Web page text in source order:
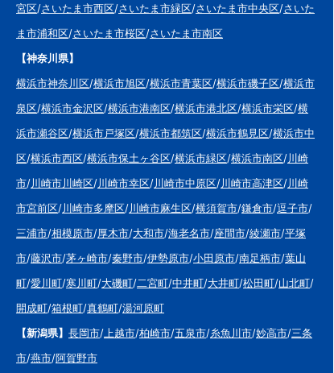
宮区/さいたま市西区/さいたま市緑区/さいたま市中央区/さいた
ま市浦和区/さいたま市桜区/さいたま市南区
【神奈川県】
横浜市神奈川区/横浜市旭区/横浜市青葉区/横浜市磯子区/横浜市
泉区/横浜市金沢区/横浜市港南区/横浜市港北区/横浜市栄区/横
浜市瀬谷区/横浜市戸塚区/横浜市都筑区/横浜市鶴見区/横浜市中
区/横浜市西区/横浜市保土ヶ谷区/横浜市緑区/横浜市南区/川崎
市/川崎市川崎区/川崎市幸区/川崎市中原区/川崎市高津区/川崎
市宮前区/川崎市多摩区/川崎市麻生区/横須賀市/鎌倉市/逗子市/
三浦市/相模原市/厚木市/大和市/海老名市/座間市/綾瀬市/平塚
市/藤沢市/茅ヶ崎市/秦野市/伊勢原市/小田原市/南足柄市/葉山
町/愛川町/寒川町/大磯町/二宮町/中井町/大井町/松田町/山北町/
開成町/箱根町/真鶴町/湯河原町
【新潟県】 長岡市/ 上越市/柏崎市/五泉市/糸魚川市/妙高市/三条
市/燕市/阿賀野市